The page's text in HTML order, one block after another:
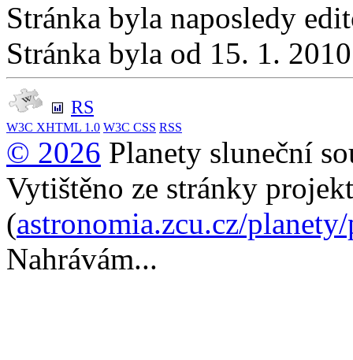
Stránka byla naposledy
Stránka byla od 15. 1.
RS
W3C XHTML 1.0 W3C CSS RSS
© 2026 Planety sluneční
Vytištěno ze stránky
(astronomia.zcu.cz/
Nahrávám...